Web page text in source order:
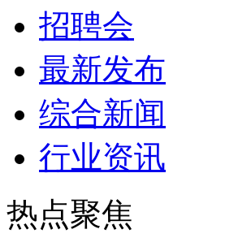
招聘会
最新发布
综合新闻
行业资讯
热点聚焦